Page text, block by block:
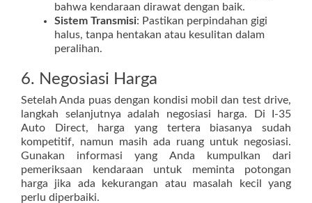
bahwa kendaraan dirawat dengan baik.
Sistem Transmisi: Pastikan perpindahan gigi
halus, tanpa hentakan atau kesulitan dalam
peralihan.
6. Negosiasi Harga
Setelah Anda puas dengan kondisi mobil dan test drive,
langkah selanjutnya adalah negosiasi harga. Di I-35
Auto Direct, harga yang tertera biasanya sudah
kompetitif, namun masih ada ruang untuk negosiasi.
Gunakan informasi yang Anda kumpulkan dari
pemeriksaan kendaraan untuk meminta potongan
harga jika ada kekurangan atau masalah kecil yang
perlu diperbaiki.